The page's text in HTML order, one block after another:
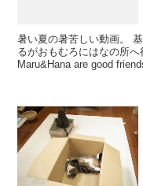
暑い夏の暑苦しい動画。
るがおもむろにはなの所へ
Maru&Hana are good